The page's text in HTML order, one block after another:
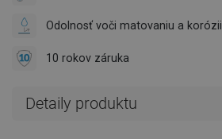
Odolnosť voči matovaniu a korózii
10 rokov záruka
Detaily produktu